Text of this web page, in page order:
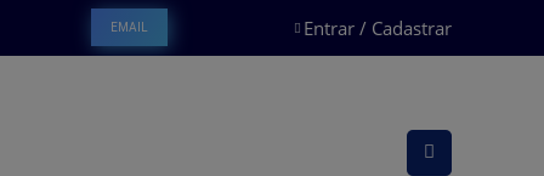
EMAIL Entrar / Cadastrar